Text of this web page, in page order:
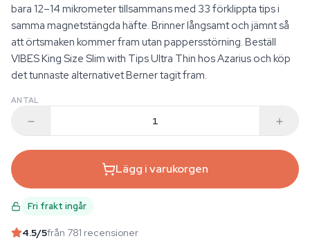
bara 12–14 mikrometer tillsammans med 33 förklippta tips i
samma magnetstängda häfte. Brinner långsamt och jämnt så
att örtsmaken kommer fram utan pappersstörning. Beställ
VIBES King Size Slim with Tips Ultra Thin hos Azarius och köp
det tunnaste alternativet Berner tagit fram.
ANTAL
Lägg i varukorgen
Fri frakt ingår
4.5/5från 781 recensioner